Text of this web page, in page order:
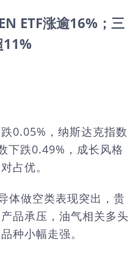
ETF涨逾16%；三
11%
0.05%，纳斯达克指数
下跌0.49%，成长风格
占优。
体做空类表现突出，贵
品承压，油气相关多头
种小幅走强。